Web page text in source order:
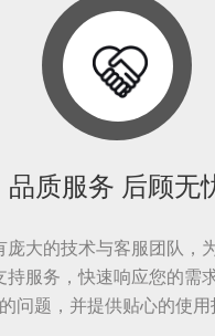
品质服务 后顾无
庞大的技术与客服团队，
持服务，快速响应您的需
问题，并提供贴心的使用